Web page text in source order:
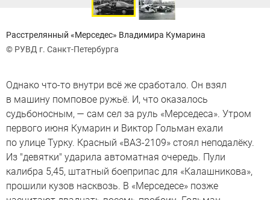
Расстрелянный «Мерседес» Владимира Кумарина
© РУВД г. Санкт-Петербурга
Однако что-то внутри всё же сработало. Он взял
в машину помповое ружьё. И, что оказалось
судьбоносным, — сам сел за руль «Мерседеса». Утром
первого июня Кумарин и Виктор Гольман ехали
по улице Турку. Красный «ВАЗ-2109» стоял неподалёку.
Из "девятки" ударила автоматная очередь. Пули
калибра 5,45, штатный боеприпас для «Калашникова»,
прошили кузов насквозь. В «Мерседесе» позже